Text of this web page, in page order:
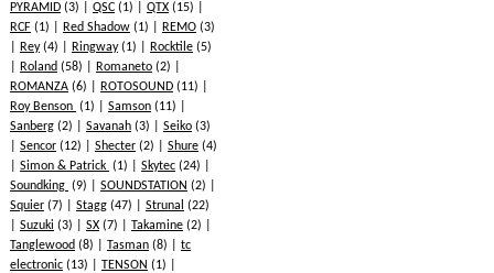
PYRAMID (3) QSC (1) QTX (15)
RCF (1) Red Shadow (1) REMO (3)
Rey(4) Ringway(1) Rocktile (5)
Roland (58) Romaneto (2)
ROMANZA (6) ROTOSOUND (11)
Roy Benson (1) Samson (11)
Sanberg (2) Savanah (3) Seiko (3)
Sencor (12) Shecter (2) Shure (4)
Simon & Patrick (1) Skytec (24)
Soundking (9) SOUNDSTATION (2)
Squier (7) Stagg (47) Strunal (22)
Suzuki (3) SX (7) Takamine (2)
Tanglewood (8) Tasman (8)
tc
electronic (13) TENSON (1)